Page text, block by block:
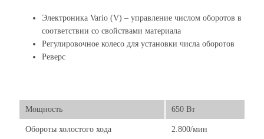
Электроника Vario (V) – управление числом оборотов в
соответствии со свойствами материала
Регулировочное колесо для установки числа оборотов
Реверс
Мощность 650 Вт
Обороты холостого хода 2.800/мин